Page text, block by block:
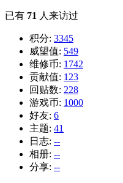
已有 71 人来访过
积分: 3345
威望值: 549
维修币: 1742
贡献值: 123
回贴数: 228
游戏币: 1000
好友: 6
主题: 41
日志: --
相册: --
分享: --